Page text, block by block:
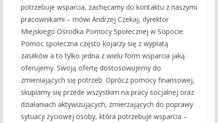
potrzebuje wsparcia, zachęcamy do kontaktu z naszymi
pracownikami – mówi Andrzej Czekaj, dyrektor
Miejskiego Ośrodka Pomocy Społecznej w Sopocie.
Pomoc społeczna często kojarzy się z wypłatą
zasiłków a to tylko jedna z wielu form wsparcia jaką
oferujemy. Swoją ofertę dostosowujemy do
zmieniających się potrzeb. Oprócz pomocy finansowej,
skupiamy się przede wszystkim na pracy socjalnej oraz
działaniach aktywizujących, zmierzających do poprawy
sytuacji życiowej osoby, która potrzebuje wsparcia –